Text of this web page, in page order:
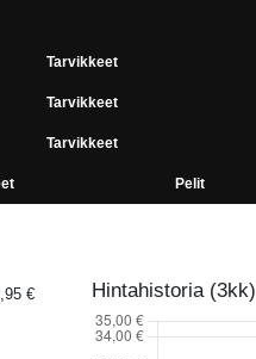
Tarvikkeet
Tarvikkeet
Tarvikkeet
Pelit
€
Hintahistoria (3kk)